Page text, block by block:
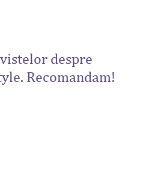
despre
Recomandam!